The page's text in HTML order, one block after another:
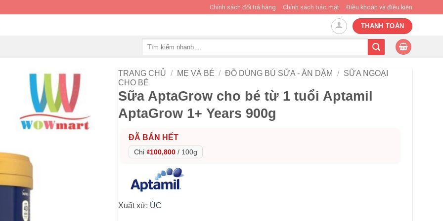
Chính sách đổi trả hàng Chính sách bảo mật Điều khoản và điều kiện
THANH TOÁN
TRANG CHỦ / MẸ VÀ BÉ / ĐỒ DÙNG BÚ SỮA - ĂN DẶM / SỮA NGOẠI
CHO BÉ
Sữa AptaGrow cho bé từ 1 tuổi Aptamil
AptaGrow 1+ Years 900g
ĐÃ BÁN HẾT
Chỉ ₫100,800 / 100g
Xuất xứ: ÚC